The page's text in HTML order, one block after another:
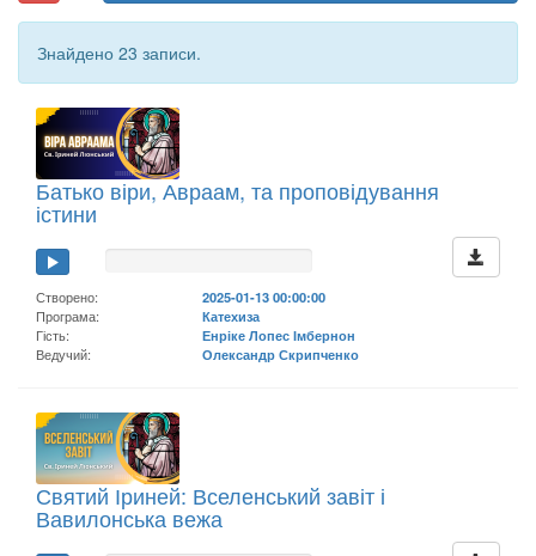
Знайдено 23 записи.
Батько віри, Авраам, та проповідування
істини
Створено:
2025-01-13 00:00:00
Програма:
Катехиза
Гість:
Енріке Лопес Імбернон
Ведучий:
Олександр Скрипченко
Святий Іриней: Вселенський завіт і
Вавилонська вежа